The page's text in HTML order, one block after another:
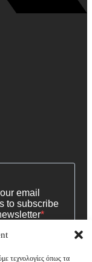
τεχνολογίες όπως τα